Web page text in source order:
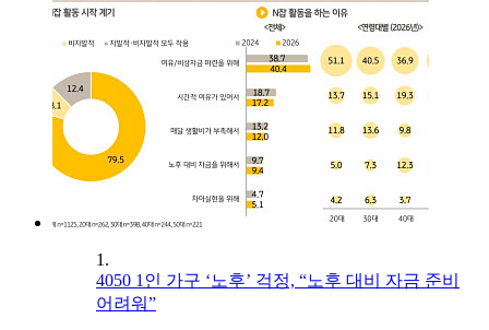
1.
4050 1인 가구 ‘노후’ 걱정, “노후 대비 자금 준비
어려워”